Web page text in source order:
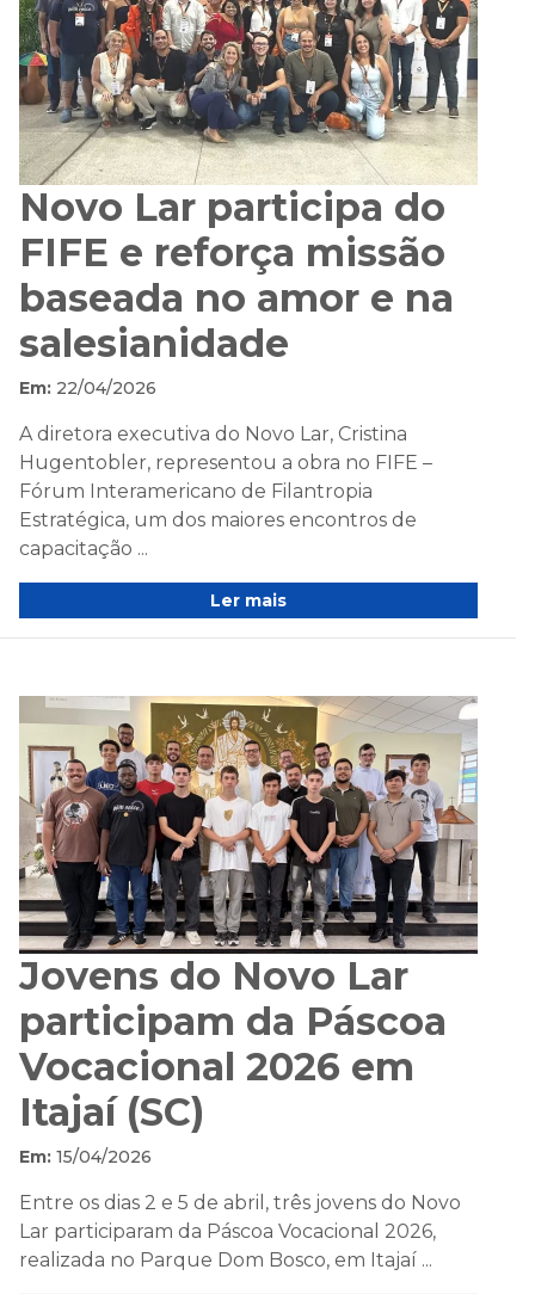
Novo Lar participa do
FIFE e reforça missão
baseada no amor e na
salesianidade
Em: 22/04/2026
A diretora executiva do Novo Lar, Cristina
Hugentobler, representou a obra no FIFE –
Fórum Interamericano de Filantropia
Estratégica, um dos maiores encontros de
capacitação ...
Ler mais
Jovens do Novo Lar
participam da Páscoa
Vocacional 2026 em
Itajaí (SC)
Em: 15/04/2026
Entre os dias 2 e 5 de abril, três jovens do Novo
Lar participaram da Páscoa Vocacional 2026,
realizada no Parque Dom Bosco, em Itajaí ...